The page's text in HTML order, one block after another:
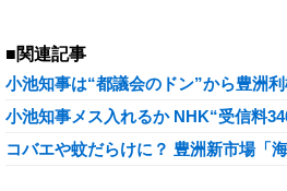
■関連記事
小池知事は“都議会のドン”から豊洲
小池知事メス入れるか NHK“受信料
コバエや蚊だらけに？ 豊洲新市場「